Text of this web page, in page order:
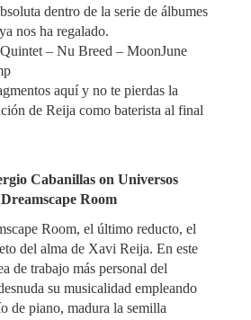
dentro de la serie de álbumes
nos ha regalado.
– Nu Breed – MoonJune
aquí y no te pierdas la
de Reija como baterista al final
Cabanillas on Universos
Room
Room, el último reducto, el
del alma de Xavi Reija. En este
de trabajo más personal del
su musicalidad empleando
de piano, madura la semilla